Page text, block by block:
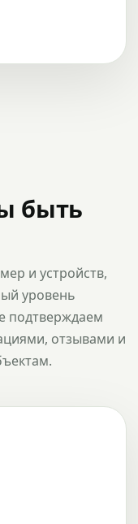
быть
и устройств,
уровень
подтверждаем
отзывами и